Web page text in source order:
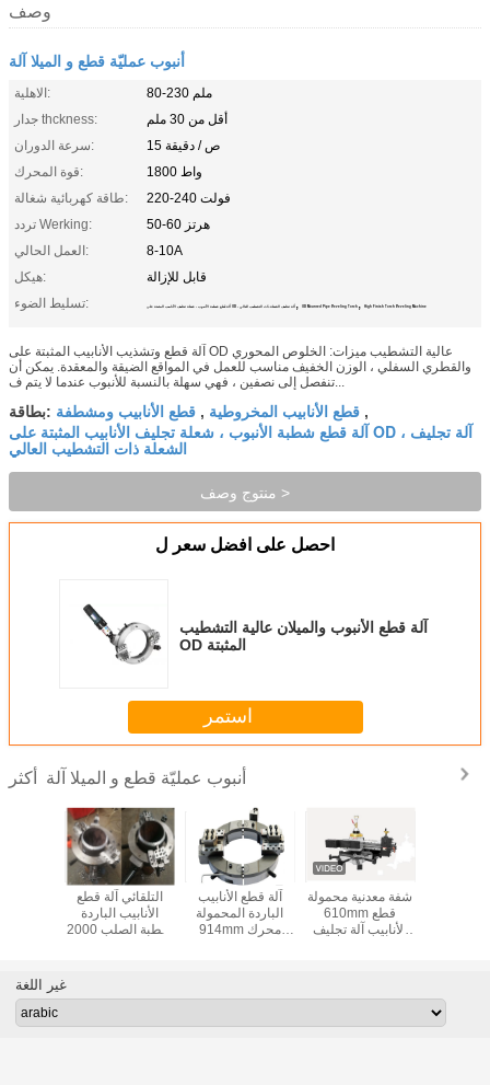
وصف
أنبوب عمليّة قطع و الميلا آلة
الاهلية:
80-230 ملم
جدار thckness:
أقل من 30 ملم
سرعة الدوران:
15 ص / دقيقة
قوة المحرك:
1800 واط
طاقة كهربائية شغالة:
220-240 فولت
تردد Werking:
50-60 هرتز
العمل الحالي:
8-10A
هيكل:
قابل للإزالة
تسليط الضوء:
آلة قطع شطبة الأنبوب ، شعلة تجليف الأنابيب المثبتة على OD ، آلة تجليف الشعلة ذات التشطيب العالي , OD Mounted Pipe Beveling Torch , High Finish Torch Beveling Machine
آلة قطع وتشذيب الأنابيب المثبتة على OD عالية التشطيب ميزات: الخلوص المحوري
والقطري السفلي ، الوزن الخفيف مناسب للعمل في المواقع الضيقة والمعقدة. يمكن أن
تنفصل إلى نصفين ، فهي سهلة بالنسبة للأنبوب عندما لا يتم ف...
بطاقة: قطع الأنابيب ومشطفة , قطع الأنابيب المخروطية ,
آلة قطع شطبة الأنبوب ، شعلة تجليف الأنابيب المثبتة على OD ، آلة تجليف
الشعلة ذات التشطيب العالي
منتوج وصف >
احصل على افضل سعر ل
آلة قطع الأنبوب والميلان عالية التشطيب
OD المثبتة
استمر
أنبوب عمليّة قطع و الميلا آلة
التلقائي آلة قطع
الأنابيب الباردة
شطبة الصلب 2000
آلة قطع الأنابيب
الباردة المحمولة
914mm محرك
شفة معدنية محمولة
610mm قطع
الأنابيب آلة تجليف
غير اللغة